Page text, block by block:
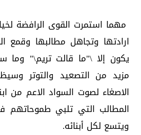
مهما استمرت القوى الرافضة
ارادتها وتجاهل مطالبها وقمع
يكون إلا \"ما قالت تريم\" وما
مزيد من التصعيد والتوتر
الاصغاء لصوت السواد الاعم من
المطالب التي تلبي
ويتسع لكل أبنائه.